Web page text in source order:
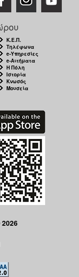
Κ.Ε.Π.
Τηλέφωνα
e-Υπηρεσίες
e-Αιτήματα
Η Πόλη
Ιστορία
Κνωσός
Μουσεία